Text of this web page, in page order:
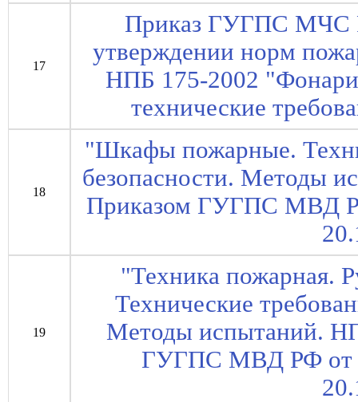
17
Приказ ГУГПС МЧС
утверждении норм
НПБ 175-2002
технические
18
"Шкафы пожарные.
безопасности. Методы
Приказом ГУГПС МВД
19
"Техника пожарная.
Технические
Методы испытаний.
ГУГПС МВД РФ от